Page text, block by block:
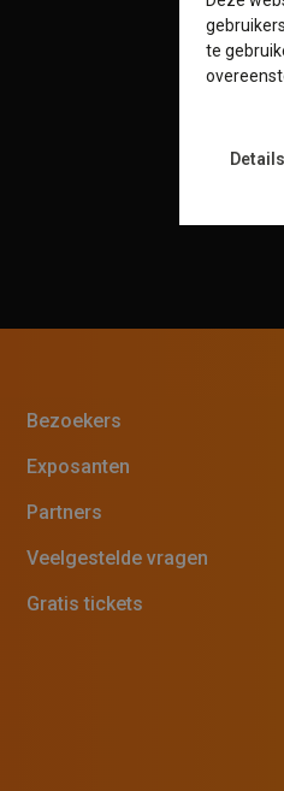
Bezoekers
Exposanten
Partners
Veelgestelde vragen
Gratis tickets
te